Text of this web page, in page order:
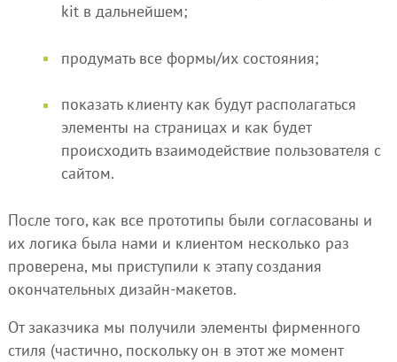
kit в дальнейшем;
продумать все формы/их состояния;
показать клиенту как будут располагаться
элементы на страницах и как будет
происходить взаимодействие пользователя с
сайтом.
После того, как все прототипы были согласованы и
их логика была нами и клиентом несколько раз
проверена, мы приступили к этапу создания
окончательных дизайн-макетов.
От заказчика мы получили элементы фирменного
стиля (частично, поскольку он в этот же момент